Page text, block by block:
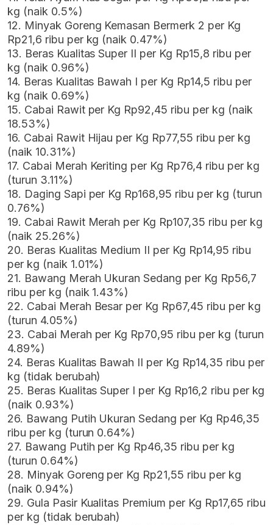
kg (naik 0.5%)
12. Minyak Goreng Kemasan Bermerk 2 per Kg
Rp21,6 ribu per kg (naik 0.47%)
13. Beras Kualitas Super II per Kg Rp15,8 ribu per
kg (naik 0.96%)
14. Beras Kualitas Bawah I per Kg Rp14,5 ribu per
kg (naik 0.69%)
15. Cabai Rawit per Kg Rp92,45 ribu per kg (naik
18.53%)
16. Cabai Rawit Hijau per Kg Rp77,55 ribu per kg
(naik 10.31%)
17. Cabai Merah Keriting per Kg Rp76,4 ribu per kg
(turun 3.11%)
18. Daging Sapi per Kg Rp168,95 ribu per kg (turun
0.76%)
19. Cabai Rawit Merah per Kg Rp107,35 ribu per kg
(naik 25.26%)
20. Beras Kualitas Medium II per Kg Rp14,95 ribu
per kg (naik 1.01%)
21. Bawang Merah Ukuran Sedang per Kg Rp56,7
ribu per kg (naik 1.43%)
22. Cabai Merah Besar per Kg Rp67,45 ribu per kg
(turun 4.05%)
23. Cabai Merah per Kg Rp70,95 ribu per kg (turun
4.89%)
24. Beras Kualitas Bawah II per Kg Rp14,35 ribu per
kg (tidak berubah)
25. Beras Kualitas Super I per Kg Rp16,2 ribu per kg
(naik 0.93%)
26. Bawang Putih Ukuran Sedang per Kg Rp46,35
ribu per kg (turun 0.64%)
27. Bawang Putih per Kg Rp46,35 ribu per kg
(turun 0.64%)
28. Minyak Goreng per Kg Rp21,55 ribu per kg
(naik 0.94%)
29. Gula Pasir Kualitas Premium per Kg Rp17,65 ribu
per kg (tidak berubah)